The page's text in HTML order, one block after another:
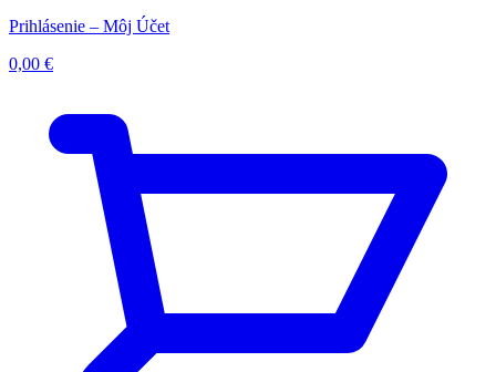
Prihlásenie – Môj Účet
0,00 €